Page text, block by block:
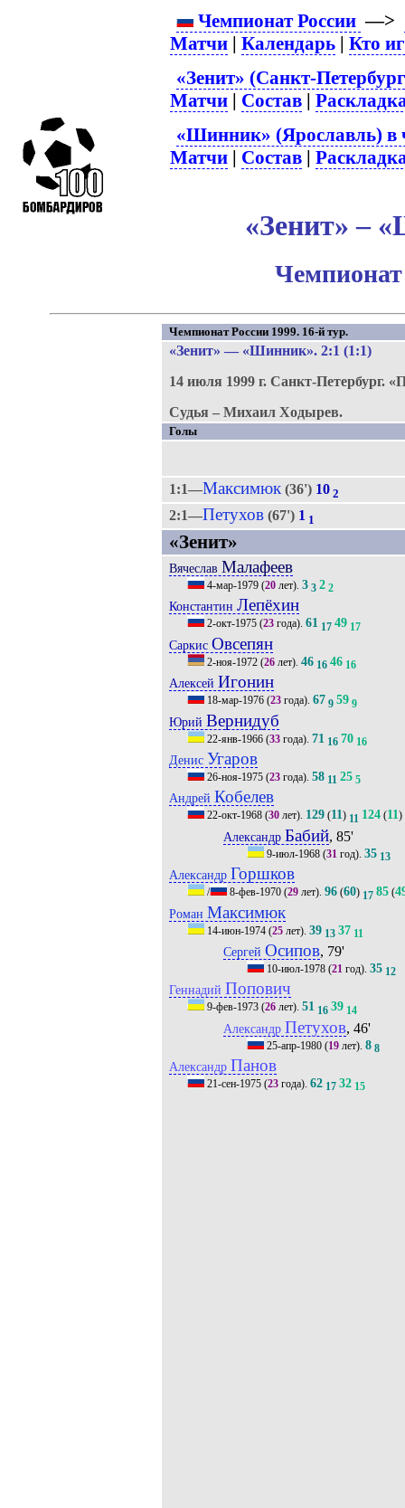
Чемпионат России —>
Матчи |Календарь |Кто
«Зенит» (Санкт-
Матчи | Состав |
«Шинник» (Ярославль) в
Матчи | Состав |
«Зенит» –
Чемпионат
Чемпионат России 1999. 16-й тур.
«Зенит» — «Шинник». 2:1 (1:1)
14 июля 1999 г. Санкт-Петербург.
Судья – Михаил Ходырев.
Голы
1:1—Максимюк(36') 10 2
2:1—Петухов(67') 1 1
«Зенит»
Вячеслав Малафеев
4-мар-1979(20лет). 3 3 2 2
Константин Лепёхин
2-окт-1975(23года). 61 17 49 17
Саркис Овсепян
2-ноя-1972(26лет). 46 16 46 16
Алексей Игонин
18-мар-1976(23года). 67 9 59 9
Юрий Вернидуб
22-янв-1966(33года). 71 16 70 16
Денис Угаров
26-ноя-1975(23года). 58 11 25 5
Андрей Кобелев
22-окт-1968(30лет). 129(11) 11 124(11)
Александр Бабий, 85'
9-июл-1968 (31 год).35 13
Александр Горшков
/ 8-фев-1970(29лет). 96(60) 17 85(
Роман Максимюк
14-июн-1974(25лет). 39 13 37 11
Сергей Осипов, 79'
10-июл-1978 (21 год).35 12
Геннадий Попович
9-фев-1973(26лет). 51 16 39 14
Александр Петухов, 46'
25-апр-1980 (19 лет).8 8
Александр Панов
21-сен-1975(23года). 62 17 32 15